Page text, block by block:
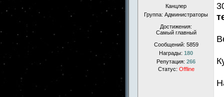
Канцлер
Группа: Администраторы
Достижения:
Самый главный
Сообщений: 5859
Награды: 180
Репутация: 266
Статус: Offline